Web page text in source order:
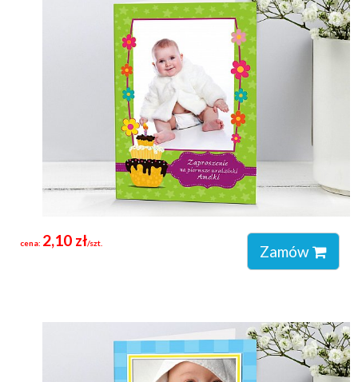
cena: 2,10 zł/szt. Zamów